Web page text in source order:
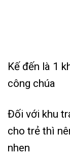
Kế đến là 1
công chúa
Đối với khu
cho trẻ thì
nhen